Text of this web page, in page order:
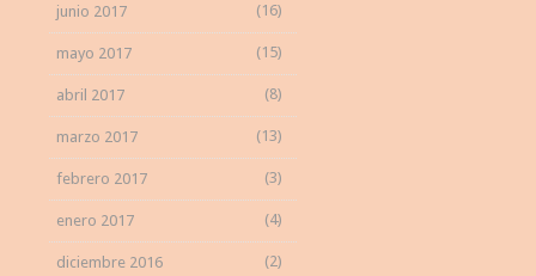
junio 2017 (16)
mayo 2017 (15)
abril 2017 (8)
marzo 2017 (13)
febrero 2017 (3)
enero 2017 (4)
diciembre 2016 (2)